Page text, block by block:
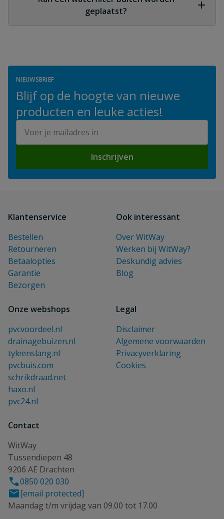
geplaatst?
NIEUWSBRIEF
Blijf op de hoogte van nieuwe
producten en leuke acties!
Inschrijven
Klantenservice
Bestellen
Retourneren
Betaalopties
Garantie
Bezorgen
Ook interessant
Over WitWay
Werken bij WitWay?
Deskundig advies
Blog
Onze webshops
pvcvoordeel.nl
drainagebuizen.nl
tyleenslang.nl
pvcbuis.com
schrikdraad.net
haxo.nl
pvc24.nl
Legal
Disclaimer
Algemene voorwaarden
Privacyverklaring
Cookies
Contact
WitWay
Tussendiepen 48
9206 AE Drachten
0850 020 030
[email protected]
Maandag t/m vrijdag van 09.00 tot 17.00